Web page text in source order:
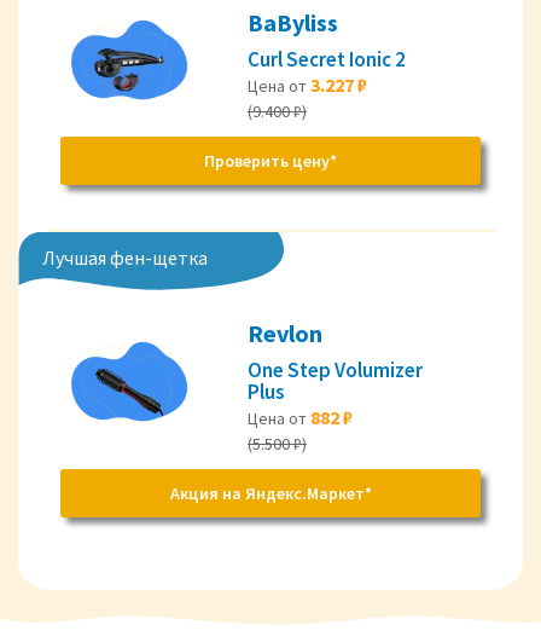
BaByliss
Curl Secret Ionic 2
Цена от3.227 ₽
(9.400 ₽)
Проверить цену*
Лучшая фен-щетка
Revlon
One Step Volumizer
Plus
Цена от 882 ₽
(5.500 ₽)
Акция на Яндекс.Маркет*